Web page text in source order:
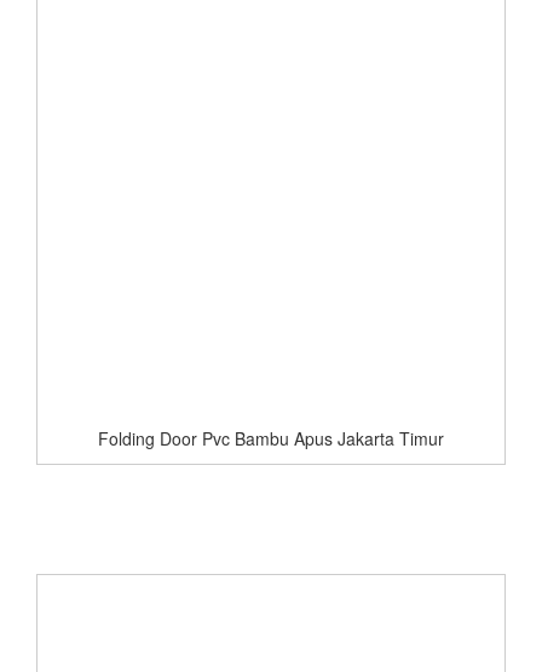
Folding Door Pvc Bambu Apus Jakarta Timur